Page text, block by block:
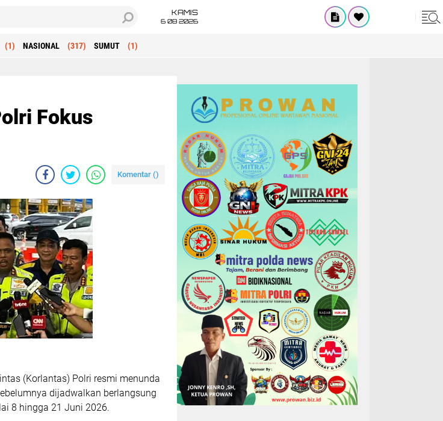
KAMIS
6 08 2026
(1) NASIONAL (317) SUMUT (1)
Fokus
Komentar ()
(Korlantas) Polri resmi menunda
dijadwalkan berlangsung
8 hingga 21 Juni 2026.